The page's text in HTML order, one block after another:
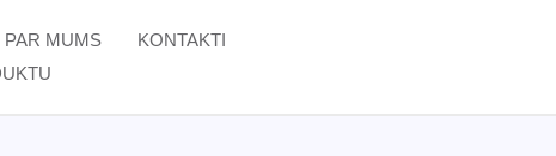
PAR MUMS
KONTAKTI